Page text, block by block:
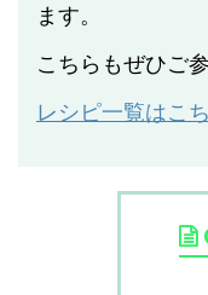
ます。
こちらもぜひご
レシピ一覧はこ